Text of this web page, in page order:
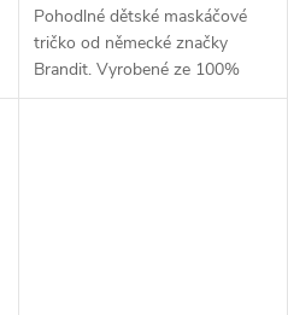
Pohodlné dětské maskáčové
tričko od německé značky
Brandit. Vyrobené ze 100%
bavlny. Ve střihu Crew Neck -